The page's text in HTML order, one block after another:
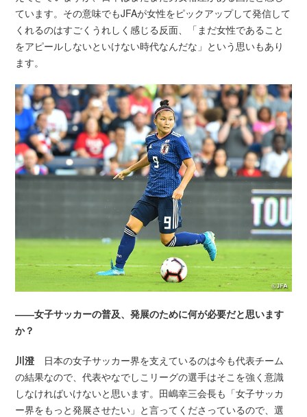
ています。その意味でもJFAが女性をピックアップして発信して
くれるのはすごくうれしく感じる反面、「まだ女性であること
をアピールしないといけない時代なんだな」という思いもあり
ます。
――女子サッカーの普及、発展のために何が必要だと思います
か？
川澄 日本の女子サッカー界を支えているのは今も代表チーム
の結果なので、代表やなでしこリーグの選手はそこを強く意識
しなければいけないと思います。田嶋幸三会長も「女子サッカ
ー界をもっと発展させたい」と言ってくださっているので、選